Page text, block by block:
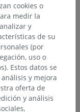
cookies o
medir la
y
de su
(por
uso o
Estos datos se
y mejora
oferta de
y análisis